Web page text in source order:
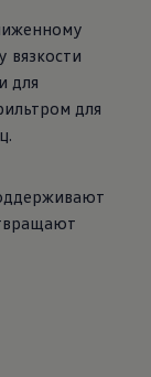
вязкости
для
для